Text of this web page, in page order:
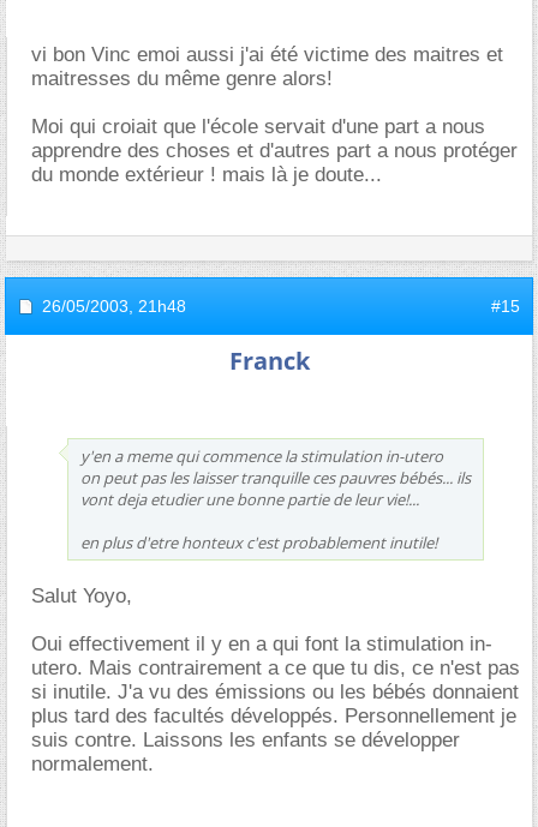
vi bon Vinc emoi aussi j'ai été victime des maitres et
maitresses du même genre alors!
Moi qui croiait que l'école servait d'une part a nous
apprendre des choses et d'autres part a nous protéger
du monde extérieur ! mais là je doute...
26/05/2003, 21h48 #15
Franck
y'en a meme qui commence la stimulation in-utero
on peut pas les laisser tranquille ces pauvres bébés... ils
vont deja etudier une bonne partie de leur vie!...
en plus d'etre honteux c'est probablement inutile!
Salut Yoyo,
Oui effectivement il y en a qui font la stimulation in-
utero. Mais contrairement a ce que tu dis, ce n'est pas
si inutile. J'a vu des émissions ou les bébés donnaient
plus tard des facultés développés. Personnellement je
suis contre. Laissons les enfants se développer
normalement.